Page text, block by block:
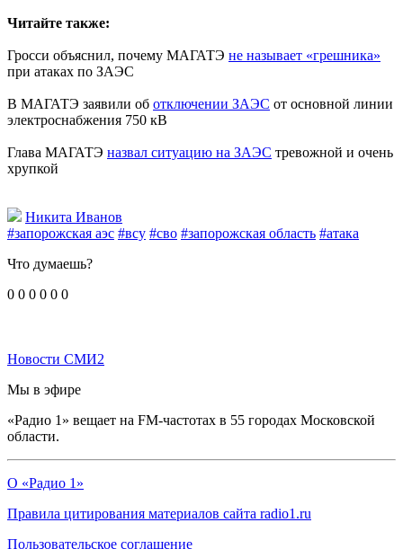
Читайте также:
Гросси объяснил, почему МАГАТЭ не называет «грешника»
при атаках по ЗАЭС
В МАГАТЭ заявили об отключении ЗАЭС от основной линии
электроснабжения 750 кВ
Глава МАГАТЭ назвал ситуацию на ЗАЭС тревожной и очень
хрупкой
Никита Иванов
#запорожская аэс #всу #сво #запорожская область #атака
Что думаешь?
0 0 0 0 0 0
Новости СМИ2
Мы в эфире
«Радио 1» вещает на FM-частотах в 55 городах Московской
области.
О «Радио 1»
Правила цитирования материалов сайта radio1.ru
Пользовательское соглашение